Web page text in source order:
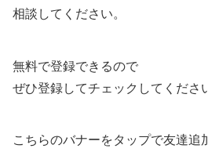
相談してください。
無料で登録できるので
ぜひ登録してチェックしてくださ
こちらのバナーをタップで友達追